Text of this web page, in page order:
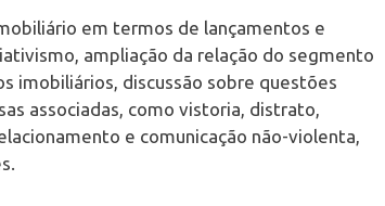
em termos de lançamentos e
ampliação da relação do segmento
imobiliários, discussão sobre questões
associadas, como vistoria, distrato,
e comunicação não-violenta,